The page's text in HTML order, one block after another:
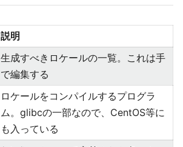
説明
生成すべきロケールの一覧。これは手
で編集する
ロケールをコンパイルするプログラ
ム。glibcの一部なので、CentOS等に
も入っている